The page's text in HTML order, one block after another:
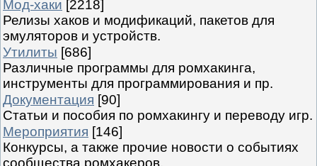
Мод-хаки [2218]
Релизы хаков и модификаций, пакетов для
эмуляторов и устройств.
Утилиты [686]
Различные программы для ромхакинга,
инструменты для программирования и пр.
Документация [90]
Статьи и пособия по ромхакингу и переводу игр.
Мероприятия [146]
Конкурсы, а также прочие новости о событиях
сообщества ромхакеров.